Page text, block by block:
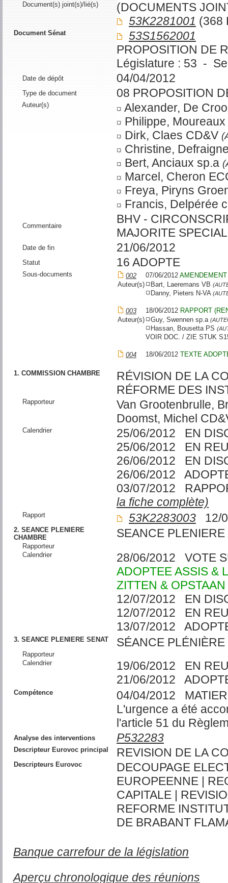
Document(s) joint(s)/lié(s)
(DOCUMENTS
53K2281001 (368
Document Sénat
53S1562001
PROPOSITION DE
Législature : 53 -
Date de dépôt 04/04/2012
Type de document 08 PROPOSITION
Auteur(s)
Alexander, De
Philippe,
Dirk, Claes CD&V
Christine,
Bert, Anciaux sp.a
Marcel, Cheron
Freya, Piryns
Francis, Delpérée
Commentaire
BHV -
MAJORITE
Date de fin 21/06/2012
Statut 16 ADOPTE
Sous-documents 002 07/06/2012 AMENDEMENT
Auteur(s)
Bart, Laeremans VB
Danny, Pieters N-VA
003 18/06/2012 RAPPORT
Auteur(s)
Guy, Swennen sp.a
Hassan, Bousetta PS
VOIR DOC. / ZIE STUK
004 18/06/2012 TEXTE
1. COMMISSION CHAMBRE
RÉVISION DE LA
RÉFORME DES
Rapporteur
Van Grootenbrulle,
Doomst, Michel
Calendrier
25/06/2012 EN
25/06/2012 EN
26/06/2012 EN
26/06/2012
03/07/2012
la fiche complète)
Rapport 53K2283003 12/
2. SEANCE PLENIERE
CHAMBRE
SEANCE
Rapporteur
Calendrier
28/06/2012 VOTE
ADOPTEE ASSIS &
ZITTEN & OPSTAAN
12/07/2012 EN
12/07/2012 EN
13/07/2012
3. SEANCE PLENIERE SENAT SÉANCE
Rapporteur
Calendrier
19/06/2012 EN
21/06/2012
Compétence
04/04/2012
L'urgence a été
l'article 51 du
Analyse des interventions P532283
Descripteur Eurovoc principal REVISION DE LA
Descripteurs Eurovoc
DECOUPAGE
EUROPEENNE |
CAPITALE |
REFORME
DE BRABANT
Banque carrefour de la législation
Aperçu chronologique des réunions